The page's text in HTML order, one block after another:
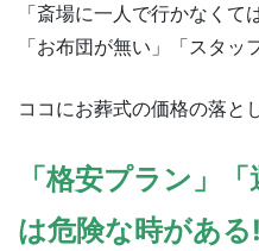
「斎場に一人で行かなくて
「お布団が無い」「スタッ
ココにお葬式の価格の落と
「格安プラン」
は危険な時がある